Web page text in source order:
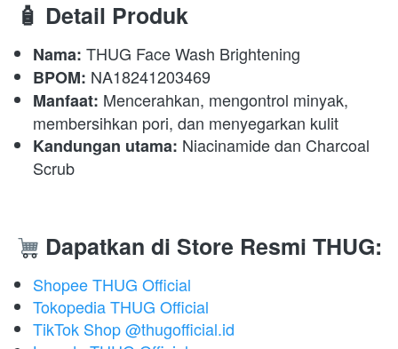
🧴 Detail Produk
Nama: THUG Face Wash Brightening
BPOM: NA18241203469
Manfaat: Mencerahkan, mengontrol minyak,
membersihkan pori, dan menyegarkan kulit
Kandungan utama: Niacinamide dan Charcoal
Scrub
Dapatkan di Store Resmi THUG:
Shopee THUG Official
Tokopedia THUG Official
TikTok Shop @thugofficial.id